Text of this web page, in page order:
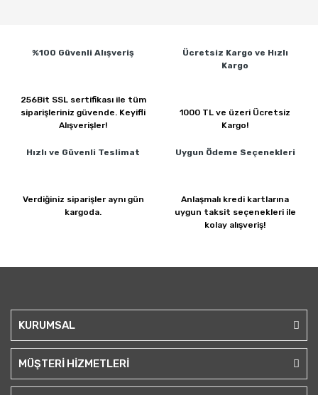
%100 Güvenli Alışveriş
256Bit SSL sertifikası ile tüm
siparişleriniz güvende. Keyifli
Alışverişler!
Ücretsiz Kargo ve Hızlı
Kargo
1000 TL ve üzeri Ücretsiz
Kargo!
Hızlı ve Güvenli Teslimat
Verdiğiniz siparişler aynı gün
kargoda.
Uygun Ödeme Seçenekleri
Anlaşmalı kredi kartlarına
uygun taksit seçenekleri ile
kolay alışveriş!
KURUMSAL
MÜŞTERİ HİZMETLERİ